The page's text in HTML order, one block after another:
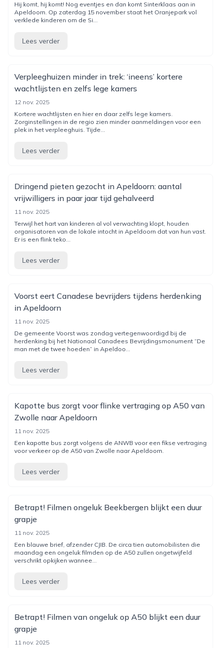
Hij komt, hij komt! Nog eventjes en dan komt Sinterklaas aan in
Apeldoorn. Op zaterdag 15 november staat het Oranjepark vol
verklede kinderen om de Si...
Lees verder
Verpleeghuizen minder in trek: ‘ineens’ kortere
wachtlijsten en zelfs lege kamers
12 nov. 2025
Kortere wachtlijsten en hier en daar zelfs lege kamers.
Zorginstellingen in de regio zien minder aanmeldingen voor een
plek in het verpleeghuis. Tijde...
Lees verder
Dringend pieten gezocht in Apeldoorn: aantal
vrijwilligers in paar jaar tijd gehalveerd
11 nov. 2025
Terwijl het hart van kinderen al vol verwachting klopt, houden
organisatoren van de lokale intocht in Apeldoorn dat van hun vast.
Er is een flink teko...
Lees verder
Voorst eert Canadese bevrijders tijdens herdenking
in Apeldoorn
11 nov. 2025
De gemeente Voorst was zondag vertegenwoordigd bij de
herdenking bij het Nationaal Canadees Bevrijdingsmonument “De
man met de twee hoeden” in Apeldoo...
Lees verder
Kapotte bus zorgt voor flinke vertraging op A50 van
Zwolle naar Apeldoorn
11 nov. 2025
Een kapotte bus zorgt volgens de ANWB voor een fikse vertraging
voor verkeer op de A50 van Zwolle naar Apeldoorn.
Lees verder
Betrapt! Filmen ongeluk Beekbergen blijkt een duur
grapje
11 nov. 2025
Een blauwe brief, afzender CJIB. De circa tien automobilisten die
maandag een ongeluk filmden op de A50 zullen ongetwijfeld
verschrikt opkijken wannee...
Lees verder
Betrapt! Filmen van ongeluk op A50 blijkt een duur
grapje
11 nov. 2025